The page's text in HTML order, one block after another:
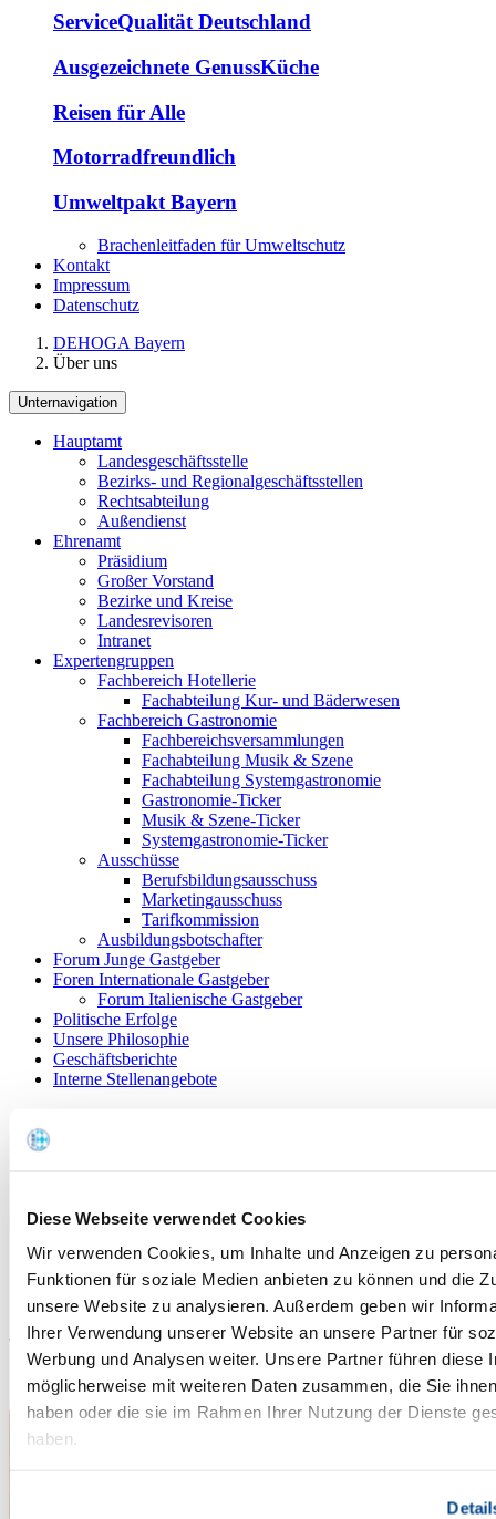
Diese Webseite verwendet Cookies
Wir verwenden Cookies, um Inhalte und Anzeigen zu
Funktionen für soziale Medien anbieten zu können und die
unsere Website zu analysieren. Außerdem geben wir
Ihrer Verwendung unserer Website an unsere Partner für
Werbung und Analysen weiter. Unsere Partner führen diese
möglicherweise mit weiteren Daten zusammen, die Sie
haben oder die sie im Rahmen Ihrer Nutzung der Dienste
haben.
ServiceQualität Deutschland
Ausgezeichnete GenussKüche
Reisen für Alle
Motorradfreundlich
Umweltpakt Bayern
Brachenleitfaden für Umweltschutz
Kontakt
Impressum
Datenschutz
DEHOGA Bayern
Über uns
Unternavigation
Hauptamt
Landesgeschäftsstelle
Bezirks- und Regionalgeschäftsstellen
Rechtsabteilung
Außendienst
Ehrenamt
Präsidium
Großer Vorstand
Bezirke und Kreise
Landesrevisoren
Intranet
Expertengruppen
Fachbereich Hotellerie
Fachabteilung Kur- und Bäderwesen
Fachbereich Gastronomie
Fachbereichsversammlungen
Fachabteilung Musik & Szene
Fachabteilung Systemgastronomie
Gastronomie-Ticker
Musik & Szene-Ticker
Systemgastronomie-Ticker
Ausschüsse
Berufsbildungsausschuss
Marketingausschuss
Tarifkommission
Ausbildungsbotschafter
Forum Junge Gastgeber
Foren Internationale Gastgeber
Forum Italienische Gastgeber
Politische Erfolge
Unsere Philosophie
Geschäftsberichte
Interne Stellenangebote
Foren Internationale Gastgeber
Unsere Philosophie
Geschäftsberichte
Interne Stellenangebote
Wir über uns